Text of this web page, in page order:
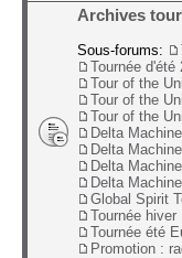
Archives
Sous-forums:
Tournée d'été
Tour of the
Tour of the
Tour of the
Delta
Delta
Delta
Delta
Global Spirit
Tournée hiver
Tournée été
Promotion :